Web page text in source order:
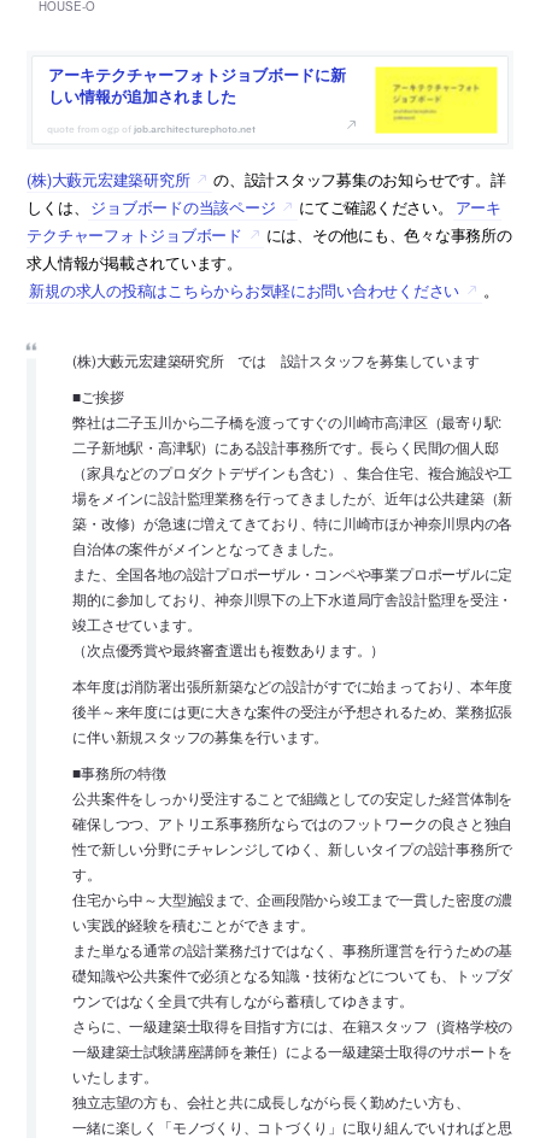
アーキテクチャーフォトジョブボードに新
しい情報が追加されました
job.architecturephoto.net
(株)大藪元宏建築研究所
の、設計スタッフ募集のお知らせです。詳
しくは、
ジョブボードの当該ページ にてご確認ください。
アーキ
テクチャーフォトジョブボード
には、その他にも、色々な事務所の
求人情報が掲載されています。
新規の求人の投稿はこちらからお気軽にお問い合わせください
。
(株)大藪元宏建築研究所 では 設計スタッフを募集しています
■ご挨拶
弊社は二子玉川から二子橋を渡ってすぐの川崎市高津区（最寄り駅:
二子新地駅・高津駅）にある設計事務所です。長らく民間の個人邸
（家具などのプロダクトデザインも含む）、集合住宅、複合施設や工
場をメインに設計監理業務を行ってきましたが、近年は公共建築（新
築・改修）が急速に増えてきており、特に川崎市ほか神奈川県内の各
自治体の案件がメインとなってきました。
また、全国各地の設計プロポーザル・コンペや事業プロポーザルに定
期的に参加しており、神奈川県下の上下水道局庁舎設計監理を受注・
竣工させています。
（次点優秀賞や最終審査選出も複数あります。）
本年度は消防署出張所新築などの設計がすでに始まっており、本年度
後半～来年度には更に大きな案件の受注が予想されるため、業務拡張
に伴い新規スタッフの募集を行います。
■事務所の特徴
公共案件をしっかり受注することで組織としての安定した経営体制を
確保しつつ、アトリエ系事務所ならではのフットワークの良さと独自
性で新しい分野にチャレンジしてゆく、新しいタイプの設計事務所で
す。
住宅から中～大型施設まで、企画段階から竣工まで一貫した密度の濃
い実践的経験を積むことができます。
また単なる通常の設計業務だけではなく、事務所運営を行うための基
礎知識や公共案件で必須となる知識・技術などについても、トップダ
ウンではなく全員で共有しながら蓄積してゆきます。
さらに、一級建築士取得を目指す方には、在籍スタッフ（資格学校の
一級建築士試験講座講師を兼任）による一級建築士取得のサポートを
いたします。
独立志望の方も、会社と共に成長しながら長く勤めたい方も、
一緒に楽しく「モノづくり、コトづくり」に取り組んでいければと思